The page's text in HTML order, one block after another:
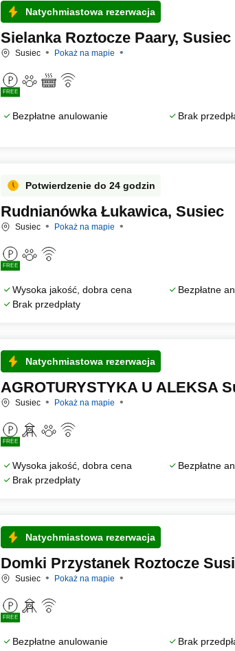
Natychmiastowa rezerwacja
Sielanka Roztocze Paary, Susiec
Susiec Pokaż na mapie
FREE
Bezpłatne anulowanie Brak
Potwierdzenie do 24 godzin
Rudnianówka Łukawica, Susiec
Susiec Pokaż na mapie
FREE
Wysoka jakość, dobra cena
Bezpłatne
Brak przedpłaty
Natychmiastowa rezerwacja
AGROTURYSTYKA U ALEKSA
Susiec Pokaż na mapie
FREE
Wysoka jakość, dobra cena
Bezpłatne
Brak przedpłaty
Natychmiastowa rezerwacja
Domki Przystanek Roztocze
Susiec Pokaż na mapie
FREE
Bezpłatne anulowanie Brak